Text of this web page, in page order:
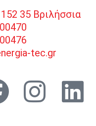
35 Βριλήσσια
tec.gr